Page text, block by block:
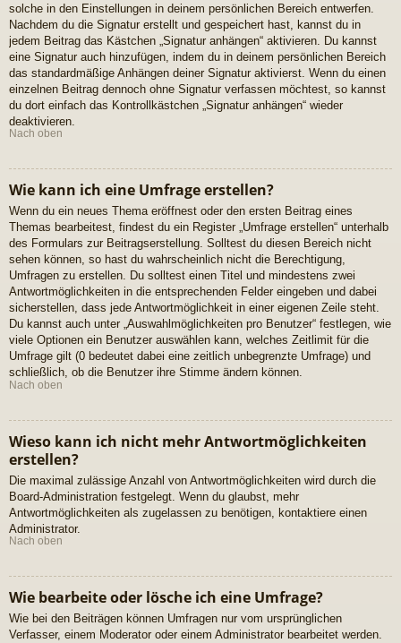
solche in den Einstellungen in deinem persönlichen Bereich entwerfen.
Nachdem du die Signatur erstellt und gespeichert hast, kannst du in
jedem Beitrag das Kästchen „Signatur anhängen“ aktivieren. Du kannst
eine Signatur auch hinzufügen, indem du in deinem persönlichen Bereich
das standardmäßige Anhängen deiner Signatur aktivierst. Wenn du einen
einzelnen Beitrag dennoch ohne Signatur verfassen möchtest, so kannst
du dort einfach das Kontrollkästchen „Signatur anhängen“ wieder
deaktivieren.
Nach oben
Wie kann ich eine Umfrage erstellen?
Wenn du ein neues Thema eröffnest oder den ersten Beitrag eines
Themas bearbeitest, findest du ein Register „Umfrage erstellen“ unterhalb
des Formulars zur Beitragserstellung. Solltest du diesen Bereich nicht
sehen können, so hast du wahrscheinlich nicht die Berechtigung,
Umfragen zu erstellen. Du solltest einen Titel und mindestens zwei
Antwortmöglichkeiten in die entsprechenden Felder eingeben und dabei
sicherstellen, dass jede Antwortmöglichkeit in einer eigenen Zeile steht.
Du kannst auch unter „Auswahlmöglichkeiten pro Benutzer“ festlegen, wie
viele Optionen ein Benutzer auswählen kann, welches Zeitlimit für die
Umfrage gilt (0 bedeutet dabei eine zeitlich unbegrenzte Umfrage) und
schließlich, ob die Benutzer ihre Stimme ändern können.
Nach oben
Wieso kann ich nicht mehr Antwortmöglichkeiten
erstellen?
Die maximal zulässige Anzahl von Antwortmöglichkeiten wird durch die
Board-Administration festgelegt. Wenn du glaubst, mehr
Antwortmöglichkeiten als zugelassen zu benötigen, kontaktiere einen
Administrator.
Nach oben
Wie bearbeite oder lösche ich eine Umfrage?
Wie bei den Beiträgen können Umfragen nur vom ursprünglichen
Verfasser, einem Moderator oder einem Administrator bearbeitet werden.